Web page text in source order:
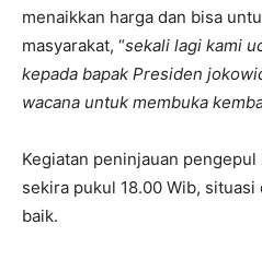
menaikkan harga dan bisa
masyarakat, “sekali lagi kami
kepada bapak Presiden
wacana untuk membuka
Kegiatan peninjauan
sekira pukul 18.00 Wib, situasi
baik.